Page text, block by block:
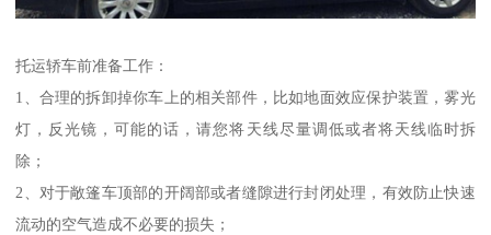
托运轿车前准备工作：
1、合理的拆卸掉你车上的相关部件，比如地面效应保护装置，雾光
灯，反光镜，可能的话，请您将天线尽量调低或者将天线临时拆
除；
2、对于敞篷车顶部的开阔部或者缝隙进行封闭处理，有效防止快速
流动的空气造成不必要的损失；